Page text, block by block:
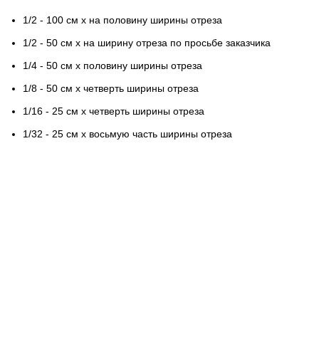
1/2 - 100 см х на половину ширины отреза
1/2 - 50 см х на ширину отреза по просьбе заказчика
1/4 - 50 см х половину ширины отреза
1/8 - 50 см х четверть ширины отреза
1/16 - 25 см х четверть ширины отреза
1/32 - 25 см х восьмую часть ширины отреза